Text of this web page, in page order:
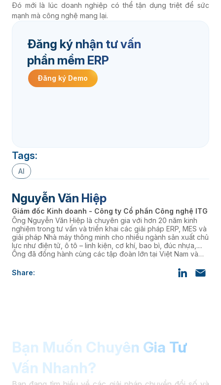
Đó mới là lúc doanh nghiệp có thể tận dụng triệt để sức
mạnh mà công nghệ mang lại.
Đăng ký nhận tư vấn
phần mềm ERP
Đăng ký Demo
Tags:
AI
Nguyễn Văn Hiệp
Giám đốc Kinh doanh - Công ty Cổ phần Công nghệ ITG
Ông Nguyễn Văn Hiệp là chuyên gia với hơn 20 năm kinh
nghiệm trong tư vấn và triển khai các giải pháp ERP, MES và
giải pháp Nhà máy thông minh cho nhiều ngành sản xuất chủ
lực như điện tử, ô tô – linh kiện, cơ khí, bao bì, đúc nhựa,....
Ông đã đồng hành cùng các tập đoàn lớn tại Việt Nam và
vận hành và nâng cao năng lực cạnh tranh.
Share:
Bạn Muốn Chuyên Gia Tư
Vấn Nhanh?